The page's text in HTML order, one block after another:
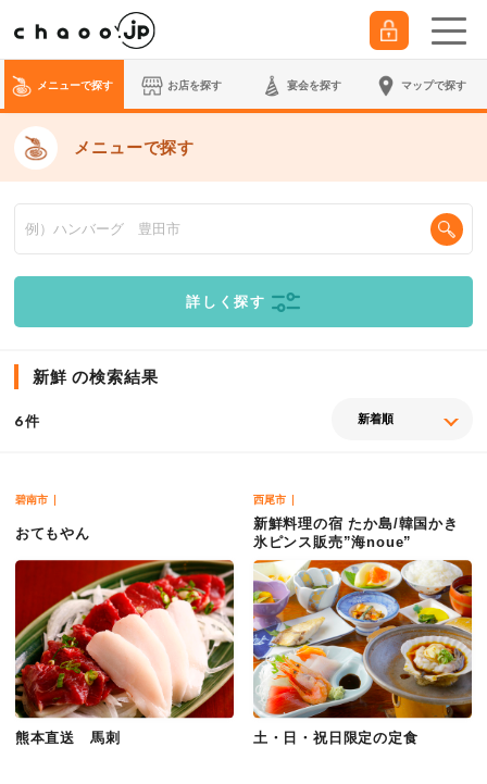
メニューで探す お店を探す 宴会を探す マップで探す
メニューで探す
詳しく探す
新鮮 の検索結果
6件
碧南市
おてもやん
熊本直送 馬刺
西尾市
新鮮料理の宿 たか島/韓国かき
氷ピンス販売”海noue”
土・日・祝日限定の定食